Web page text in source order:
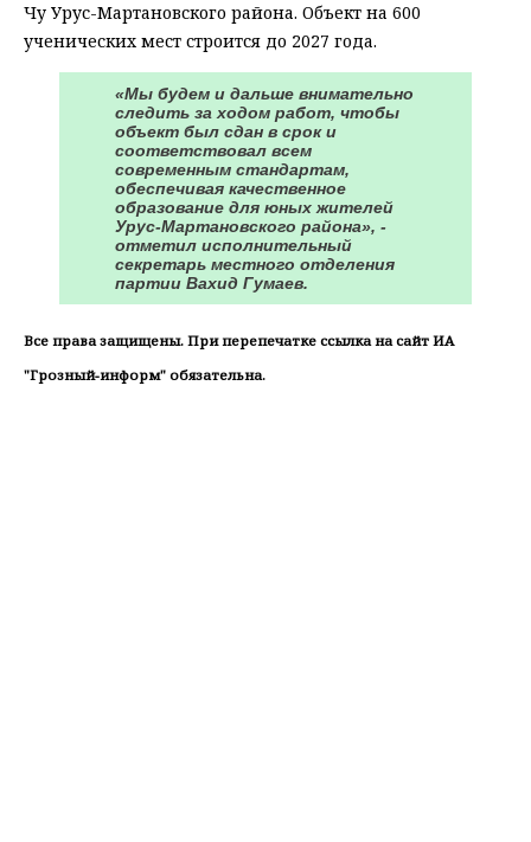
Чу Урус-Мартановского района. Объект на 600
ученических мест строится до 2027 года.
«Мы будем и дальше внимательно
следить за ходом работ, чтобы
объект был сдан в срок и
соответствовал всем
современным стандартам,
обеспечивая качественное
образование для юных жителей
Урус-Мартановского района», -
отметил исполнительный
секретарь местного отделения
партии Вахид Гумаев.
Все права защищены. При перепечатке ссылка на сайт ИА
"Грозный-информ" обязательна.